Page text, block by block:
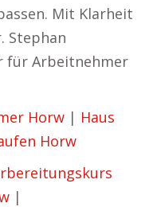
Mit Klarheit
Stephan
für Arbeitnehmer
Horw | Haus
Horw
|